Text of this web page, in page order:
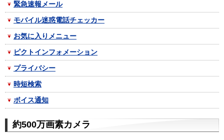
緊急速報メール
モバイル迷惑電話チェッカー
お気に入りメニュー
ピクトインフォメーション
プライバシー
時短検索
ボイス通知
約500万画素カメラ